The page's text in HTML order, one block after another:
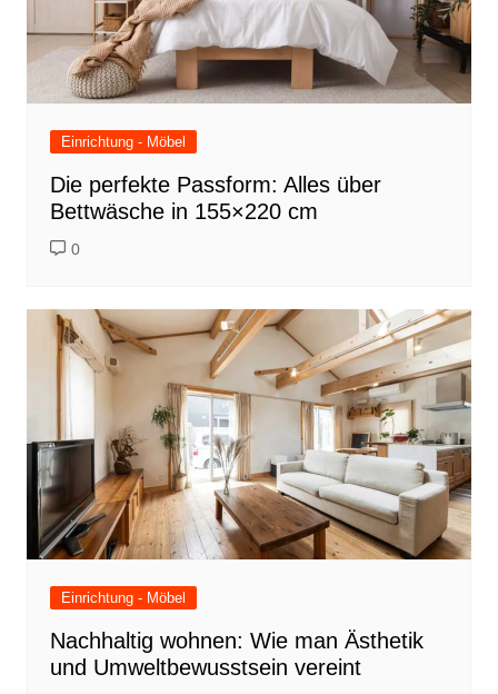
Einrichtung - Möbel
Die perfekte Passform: Alles über
Bettwäsche in 155×220 cm
0
Einrichtung - Möbel
Nachhaltig wohnen: Wie man Ästhetik
und Umweltbewusstsein vereint